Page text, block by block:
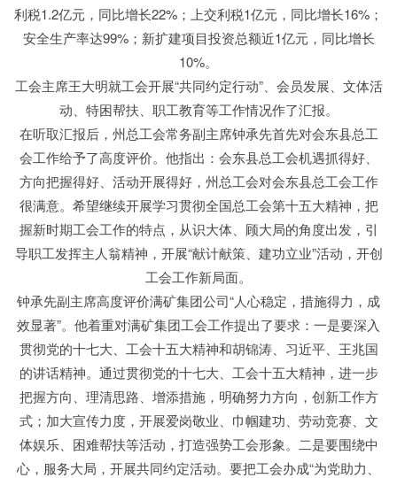
利税1.2亿元，同比增长22%；上交利税1亿元，同比增长16%；
安全生产率达99%；新扩建项目投资总额近1亿元，同比增长
10%。
工会主席王大明就工会开展“共同约定行动”、会员发展、文体活
动、特困帮扶、职工教育等工作情况作了汇报。
在听取汇报后，州总工会常务副主席钟承先首先对会东县总工
会工作给予了高度评价。他指出：会东县总工会机遇抓得好、
方向把握得好、活动开展得好，州总工会对会东县总工会工作
很满意。希望继续开展学习贯彻全国总工会第十五大精神，把
握新时期工会工作的特点，从识大体、顾大局的角度出发，引
导职工发挥主人翁精神，开展“献计献策、建功立业”活动，开创
工会工作新局面。
钟承先副主席高度评价满矿集团公司“人心稳定，措施得力，成
效显著”。他着重对满矿集团工会工作提出了要求：一是要深入
贯彻党的十七大、工会十五大精神和胡锦涛、习近平、王兆国
的讲话精神。通过贯彻党的十七大、工会十五大精神，进一步
把握方向、理清思路、增添措施，明确努力方向，创新工作方
式；加大宣传力度，开展爱岗敬业、巾帼建功、劳动竞赛、文
体娱乐、困难帮扶等活动，打造强势工会形象。二是要围绕中
心，服务大局，开展共同约定活动。要把工会办成“为党助力、